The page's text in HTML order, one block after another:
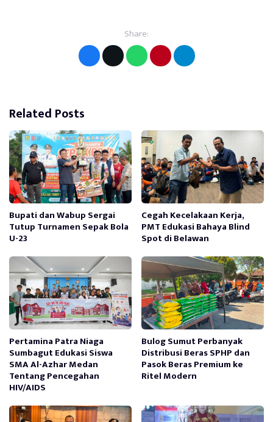
Share:
Related Posts
Bupati dan Wabup Sergai
Tutup Turnamen Sepak Bola
U-23
Cegah Kecelakaan Kerja,
PMT Edukasi Bahaya Blind
Spot di Belawan
Pertamina Patra Niaga
Sumbagut Edukasi Siswa
SMA Al-Azhar Medan
Tentang Pencegahan
HIV/AIDS
Bulog Sumut Perbanyak
Distribusi Beras SPHP dan
Pasok Beras Premium ke
Ritel Modern